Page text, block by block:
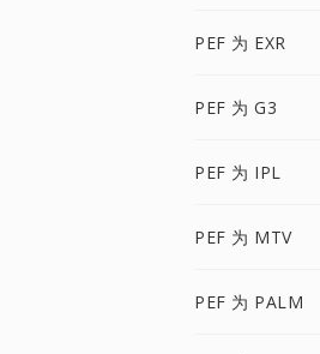
PEF 为 EXR
PEF 为 G3
PEF 为 IPL
PEF 为 MTV
PEF 为 PALM